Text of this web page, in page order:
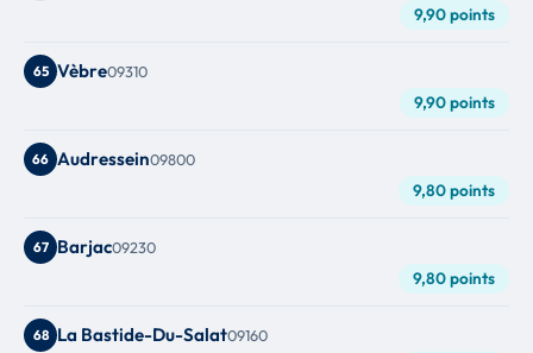
9,90 points
65 Vèbre09310
9,90 points
66 Audressein09800
9,80 points
67 Barjac09230
9,80 points
68 La Bastide-Du-Salat09160